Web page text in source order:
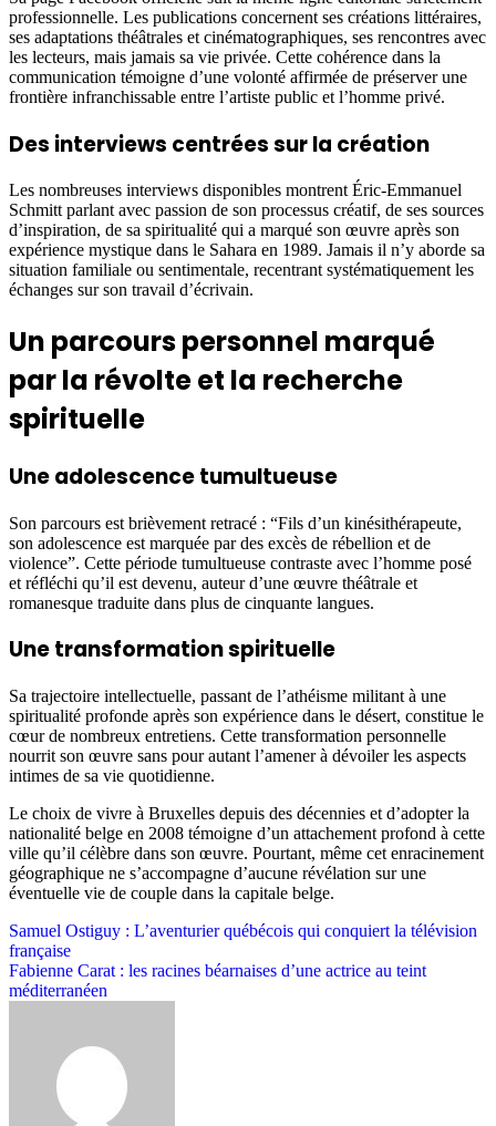
professionnelle. Les publications concernent ses créations littéraires,
ses adaptations théâtrales et cinématographiques, ses rencontres avec
les lecteurs, mais jamais sa vie privée. Cette cohérence dans la
communication témoigne d’une volonté affirmée de préserver une
frontière infranchissable entre l’artiste public et l’homme privé.
Des interviews centrées sur la création
Les nombreuses interviews disponibles montrent Éric-Emmanuel
Schmitt parlant avec passion de son processus créatif, de ses sources
d’inspiration, de sa spiritualité qui a marqué son œuvre après son
expérience mystique dans le Sahara en 1989. Jamais il n’y aborde sa
situation familiale ou sentimentale, recentrant systématiquement les
échanges sur son travail d’écrivain.
Un parcours personnel marqué
par la révolte et la recherche
spirituelle
Une adolescence tumultueuse
Son parcours est brièvement retracé : “Fils d’un kinésithérapeute,
son adolescence est marquée par des excès de rébellion et de
violence”. Cette période tumultueuse contraste avec l’homme posé
et réfléchi qu’il est devenu, auteur d’une œuvre théâtrale et
romanesque traduite dans plus de cinquante langues.
Une transformation spirituelle
Sa trajectoire intellectuelle, passant de l’athéisme militant à une
spiritualité profonde après son expérience dans le désert, constitue le
cœur de nombreux entretiens. Cette transformation personnelle
nourrit son œuvre sans pour autant l’amener à dévoiler les aspects
intimes de sa vie quotidienne.
Le choix de vivre à Bruxelles depuis des décennies et d’adopter la
nationalité belge en 2008 témoigne d’un attachement profond à cette
ville qu’il célèbre dans son œuvre. Pourtant, même cet enracinement
géographique ne s’accompagne d’aucune révélation sur une
éventuelle vie de couple dans la capitale belge.
Post
navigation
Samuel Ostiguy : L’aventurier québécois qui conquiert la télévision
française
Fabienne Carat : les racines béarnaises d’une actrice au teint
méditerranéen